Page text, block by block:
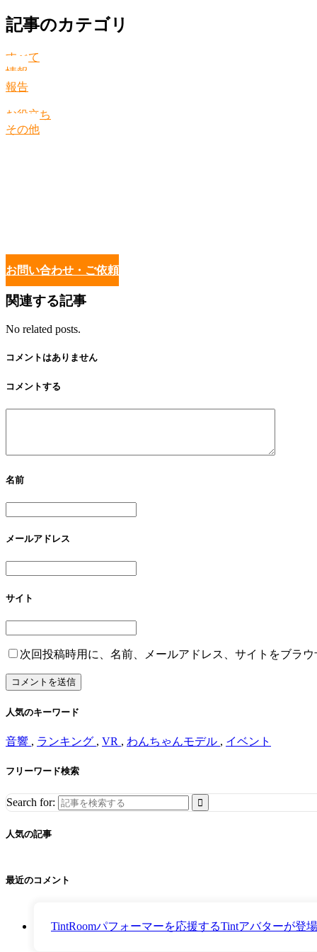
記事のカテゴリ
すべて
情報
報告
お役立ち
その他
お問い合わせ・ご依頼
関連する記事
No related posts.
コメントはありません
コメントする
名前
メールアドレス
サイト
次回投稿時用に、名前、メールアドレス、サイトをブラ
人気のキーワード
音響 , ランキング , VR , わんちゃんモデル , イベント
フリーワード検索
Search for:
人気の記事
最近のコメント
TintRoomパフォーマーを応援するTintアバターが登